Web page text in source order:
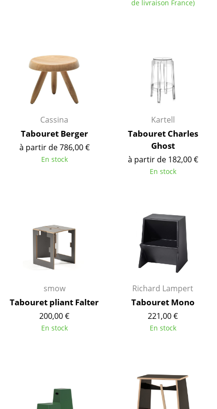
Boîtes de rangement
Couvertures
Rideaux
Salon et Salle de séjour
Cuisine & Salle à manger
Chambre à coucher
Chambre enfant
Entrée & Couloir
Jardin & Balcon
de livraison France)
Cassina
Tabouret Berger
à partir de 786,00 €
En stock
Kartell
Tabouret Charles
Ghost
à partir de 182,00 €
En stock
smow
Tabouret pliant Falter
200,00 €
En stock
Richard Lampert
Tabouret Mono
221,00 €
En stock